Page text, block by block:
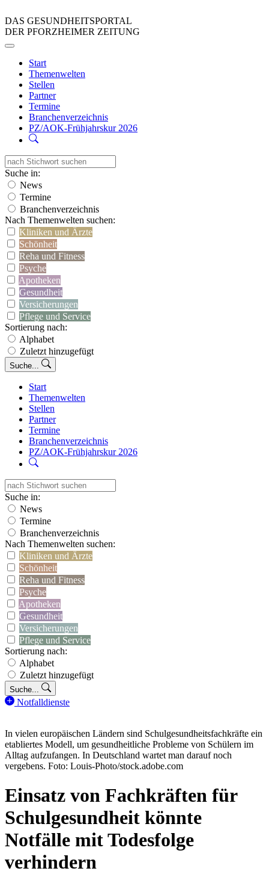
DAS GESUNDHEITSPORTAL
DER PFORZHEIMER ZEITUNG
Start
Themenwelten
Stellen
Partner
Termine
Branchenverzeichnis
PZ/AOK-Frühjahrskur 2026
Suche in:
News
Termine
Branchenverzeichnis
Nach Themenwelten suchen:
Kliniken und Ärzte
Schönheit
Reha und Fitness
Psyche
Apotheken
Gesundheit
Versicherungen
Pflege und Service
Sortierung nach:
Alphabet
Zuletzt hinzugefügt
Suche...
Start
Themenwelten
Stellen
Partner
Termine
Branchenverzeichnis
PZ/AOK-Frühjahrskur 2026
Suche in:
News
Termine
Branchenverzeichnis
Nach Themenwelten suchen:
Kliniken und Ärzte
Schönheit
Reha und Fitness
Psyche
Apotheken
Gesundheit
Versicherungen
Pflege und Service
Sortierung nach:
Alphabet
Zuletzt hinzugefügt
Suche...
Notfalldienste
In vielen europäischen Ländern sind Schulgesundheitsfachkräfte ein
etabliertes Modell, um gesundheitliche Probleme von Schülern im
Alltag aufzufangen. In Deutschland wartet man darauf noch
vergebens. Foto: Louis-Photo/stock.adobe.com
Einsatz von Fachkräften für
Schulgesundheit könnte
Notfälle mit Todesfolge
verhindern